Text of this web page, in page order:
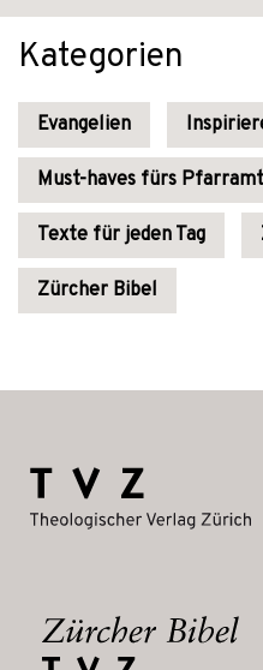
Kategorien
Evangelien
Must-haves fürs Pfarramt
Texte für jeden Tag
Zürcher Bibel